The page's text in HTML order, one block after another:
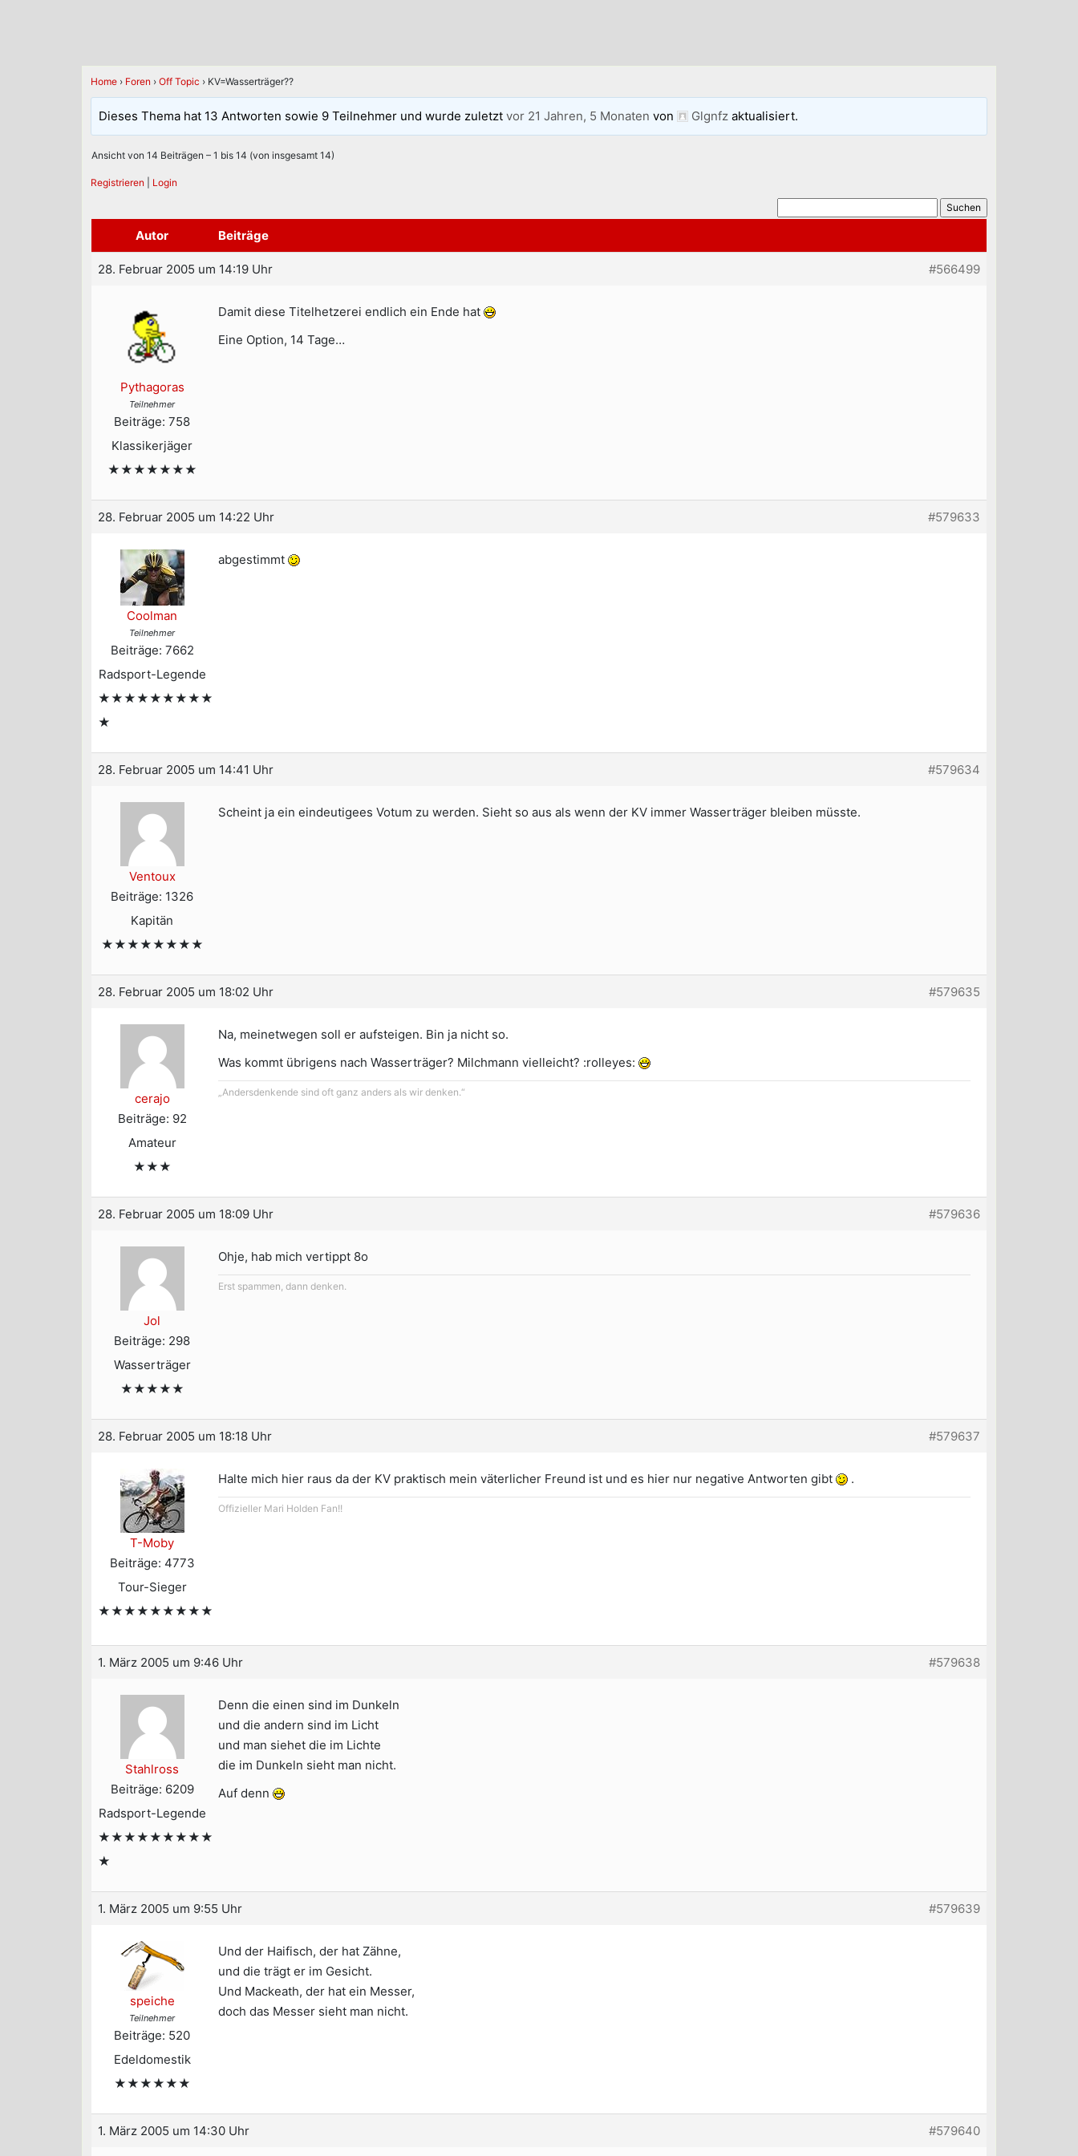
Home › Foren › Off Topic › KV=Wasserträger??
Dieses Thema hat 13 Antworten sowie 9 Teilnehmer und wurde zuletztvor 21 Jahren, 5 Monaten von Glgnfz aktualisiert.
Ansicht von 14 Beiträgen – 1 bis 14 (von insgesamt 14)
Registrieren Login
Autor Beiträge
28. Februar 2005 um 14:19 Uhr #566499
Pythagoras
Teilnehmer
Beiträge: 758
Klassikerjäger
★★★★★★★
Damit diese Titelhetzerei endlich ein Ende hat
Eine Option, 14 Tage…
28. Februar 2005 um 14:22 Uhr #579633
Coolman
Teilnehmer
Beiträge: 7662
Radsport-Legende
★★★★★★★★★
★
abgestimmt
28. Februar 2005 um 14:41 Uhr #579634
Ventoux
Beiträge: 1326
Kapitän
★★★★★★★★
Scheint ja ein eindeutigees Votum zu werden. Sieht so aus als wenn der KV immer Wasserträger bleiben müsste.
28. Februar 2005 um 18:02 Uhr #579635
cerajo
Beiträge: 92
Amateur
★★★
Na, meinetwegen soll er aufsteigen. Bin ja nicht so.
Was kommt übrigens nach Wasserträger? Milchmann vielleicht? :rolleyes:
„Andersdenkende sind oft ganz anders als wir denken.“
28. Februar 2005 um 18:09 Uhr #579636
Jol
Beiträge: 298
Wasserträger
★★★★★
Ohje, hab mich vertippt 8o
Erst spammen, dann denken.
28. Februar 2005 um 18:18 Uhr #579637
T-Moby
Beiträge: 4773
Tour-Sieger
★★★★★★★★★
Halte mich hier raus da der KV praktisch mein väterlicher Freund ist und es hier nur negative Antworten gibt .
Offizieller Mari Holden Fan!!
1. März 2005 um 9:46 Uhr #579638
Stahlross
Beiträge: 6209
Radsport-Legende
★★★★★★★★★
★
Denn die einen sind im Dunkeln
und die andern sind im Licht
und man siehet die im Lichte
die im Dunkeln sieht man nicht.
Auf denn
1. März 2005 um 9:55 Uhr #579639
speiche
Teilnehmer
Beiträge: 520
Edeldomestik
★★★★★★
Und der Haifisch, der hat Zähne,
und die trägt er im Gesicht.
Und Mackeath, der hat ein Messer,
doch das Messer sieht man nicht.
1. März 2005 um 14:30 Uhr #579640